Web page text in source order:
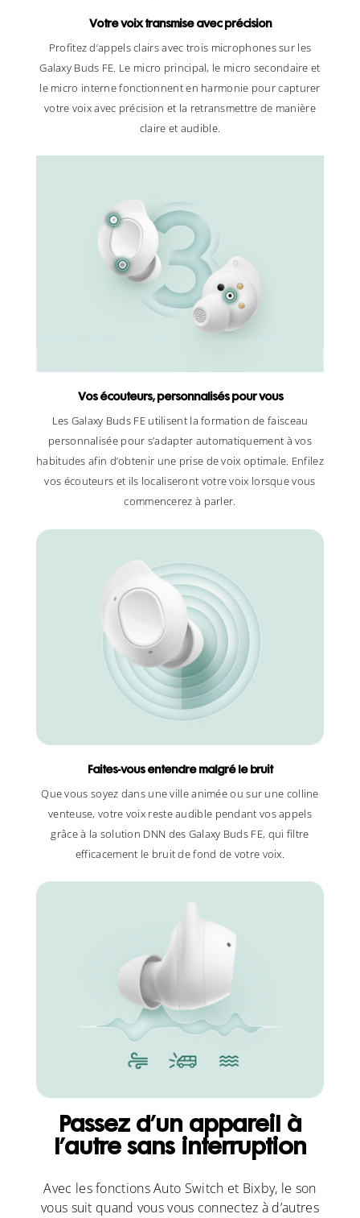
Votre voix transmise avec précision
Profitez d’appels clairs avec trois microphones sur les
Galaxy Buds FE. Le micro principal, le micro secondaire et
le micro interne fonctionnent en harmonie pour capturer
votre voix avec précision et la retransmettre de manière
claire et audible.
Vos écouteurs, personnalisés pour vous
Les Galaxy Buds FE utilisent la formation de faisceau
personnalisée pour s’adapter automatiquement à vos
habitudes afin d’obtenir une prise de voix optimale. Enfilez
vos écouteurs et ils localiseront votre voix lorsque vous
commencerez à parler.
Faites-vous entendre malgré le bruit
Que vous soyez dans une ville animée ou sur une colline
venteuse, votre voix reste audible pendant vos appels
grâce à la solution DNN des Galaxy Buds FE, qui filtre
efficacement le bruit de fond de votre voix.
Passez d’un appareil à
l’autre sans interruption
Avec les fonctions Auto Switch et Bixby, le son
vous suit quand vous vous connectez à d’autres